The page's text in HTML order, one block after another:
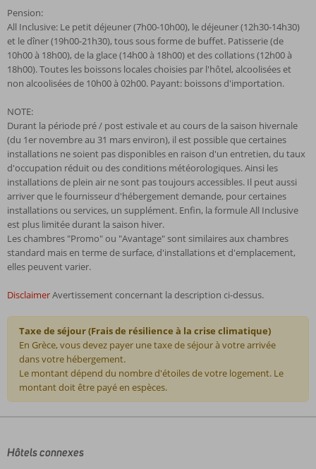
Pension:
All Inclusive: Le petit déjeuner (7h00-10h00), le déjeuner (12h30-14h30)
et le dîner (19h00-21h30), tous sous forme de buffet. Patisserie (de
10h00 à 18h00), de la glace (14h00 à 18h00) et des collations (12h00 à
18h00). Toutes les boissons locales choisies par l'hôtel, alcoolisées et
non alcoolisées de 10h00 à 02h00. Payant: boissons d'importation.
NOTE:
Durant la période pré / post estivale et au cours de la saison hivernale
(du 1er novembre au 31 mars environ), il est possible que certaines
installations ne soient pas disponibles en raison d'un entretien, du taux
d'occupation réduit ou des conditions météorologiques. Ainsi les
installations de plein air ne sont pas toujours accessibles. Il peut aussi
arriver que le fournisseur d'hébergement demande, pour certaines
installations ou services, un supplément. Enfin, la formule All Inclusive
est plus limitée durant la saison hiver.
Les chambres "Promo" ou "Avantage" sont similaires aux chambres
standard mais en terme de surface, d'installations et d'emplacement,
elles peuvent varier.
DisclaimerAvertissement concernant la description ci-dessus.
Taxe de séjour (Frais de résilience à la crise climatique)
En Grèce, vous devez payer une taxe de séjour à votre arrivée
dans votre hébergement.
Le montant dépend du nombre d'étoiles de votre logement. Le
montant doit être payé en espèces.
écrits
Hôtels connexes